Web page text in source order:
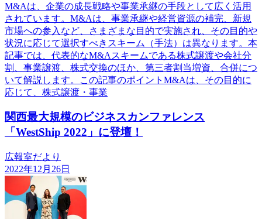
M&Aは、企業の成長戦略や事業承継の手段として広く活用
されています。M&Aは、事業承継や経営資源の補完、新規
市場への参入など、さまざまな目的で実施され、その目的や
状況に応じて選択すべきスキーム（手法）は異なります。本
記事では、代表的なM&Aスキームである株式譲渡や会社分
割、事業譲渡、株式交換のほか、第三者割当増資、合併につ
いて解説します。この記事のポイントM&Aは、その目的に
応じて、株式譲渡・事業
関西最大規模のビジネスカンファレンス
「WestShip 2022」に登壇！
広報室だより
2022年12月26日